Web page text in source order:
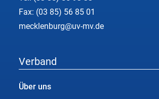
Fax: (03 85) 56 85 01
mecklenburg@uv-mv.de
Verband
Über uns